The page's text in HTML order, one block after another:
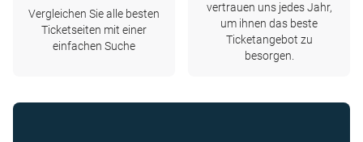
Vergleichen Sie alle besten
Ticketseiten mit einer
einfachen Suche
vertrauen uns jedes Jahr,
um ihnen das beste
Ticketangebot zu
besorgen.